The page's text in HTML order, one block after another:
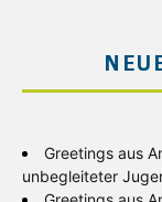
Greetings aus
unbegleiteter